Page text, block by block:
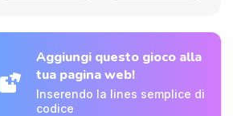
Aggiungi questo gioco alla
tua pagina web!
Inserendo la lines semplice di
codice